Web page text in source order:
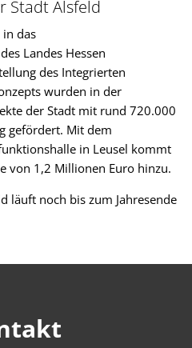
Stadt Alsfeld
das
Landes Hessen
des Integrierten
wurden in der
der Stadt mit rund 720.000
gefördert. Mit dem
in Leusel kommt
von 1,2 Millionen Euro hinzu.
läuft noch bis zum Jahresende